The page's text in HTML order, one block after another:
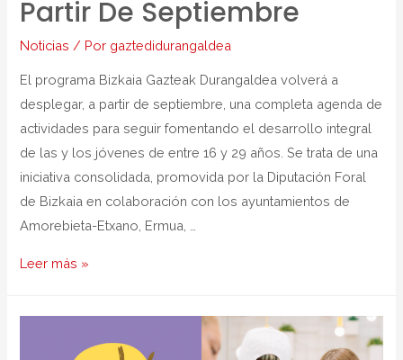
Partir De Septiembre
Noticias / Por gaztedidurangaldea
El programa Bizkaia Gazteak Durangaldea volverá a
desplegar, a partir de septiembre, una completa agenda de
actividades para seguir fomentando el desarrollo integral
de las y los jóvenes de entre 16 y 29 años. Se trata de una
iniciativa consolidada, promovida por la Diputación Foral
de Bizkaia en colaboración con los ayuntamientos de
Amorebieta-Etxano, Ermua, …
Leer más »